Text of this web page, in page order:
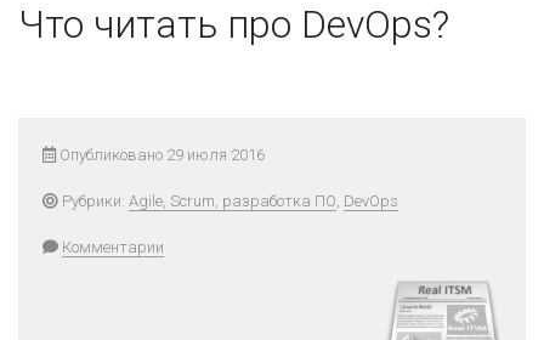
Что читать про DevOps?
Опубликовано 29 июля 2016
Рубрики: Agile, Scrum, разработка ПО, DevOps
Комментарии